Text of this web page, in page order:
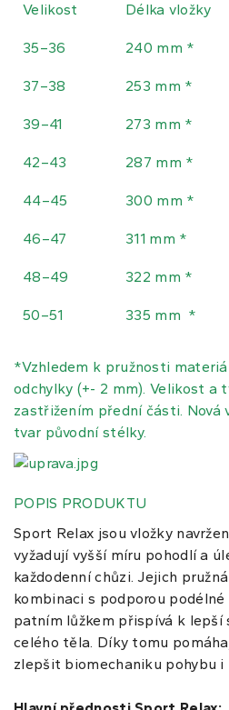
Velikost Délka vložky
35–36 240 mm *
37–38 253 mm *
39–41 273 mm *
42–43 287 mm *
44–45 300 mm *
46–47 311 mm *
48–49 322 mm *
50–51 335 mm *
*Vzhledem k pružnosti
odchylky (+- 2 mm). Velikost a
zastřižením přední části. Nová
tvar původní stélky.
POPIS PRODUKTU
Sport Relax jsou vložky
vyžadují vyšší míru pohodlí a
každodenní chůzi. Jejich
kombinaci s podporou
patním lůžkem přispívá k
celého těla. Díky tomu
zlepšit biomechaniku pohybu i